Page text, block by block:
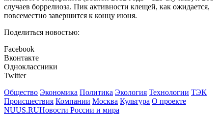
случаев боррелиоза. Пик активности клещей, как ожидается,
повсеместно завершится к концу июня.
Поделиться новостью:
Facebook
Вконтакте
Одноклассники
Twitter
Общество Экономика Политика Экология Технологии ТЭК
Происшествия Компании Москва Культура О проекте
NUUS.RUНовости России и мира